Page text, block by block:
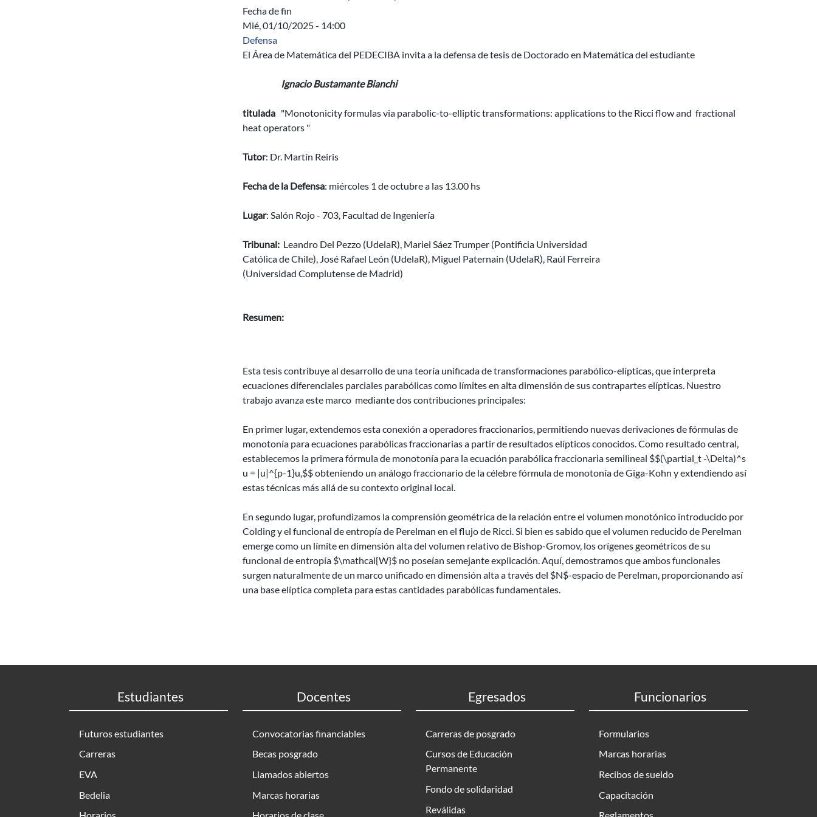
Fecha de fin
Mié, 01/10/2025 - 14:00
Defensa
El Área de Matemática del PEDECIBA invita a la defensa de tesis de Doctorado en Matemática del estudiante
Ignacio Bustamante Bianchi
titulada "Monotonicity formulas via parabolic-to-elliptic transformations: applications to the Ricci flow and fractional
heat operators "
Tutor: Dr. Martín Reiris
Fecha de la Defensa: miércoles 1 de octubre a las 13.00 hs
Lugar: Salón Rojo - 703, Facultad de Ingeniería
Tribunal: Leandro Del Pezzo (UdelaR), Mariel Sáez Trumper (Pontificia Universidad
Católica de Chile), José Rafael León (UdelaR), Miguel Paternain (UdelaR), Raúl Ferreira
(Universidad Complutense de Madrid)
Resumen:
Esta tesis contribuye al desarrollo de una teoría unificada de transformaciones parabólico-elípticas, que interpreta
ecuaciones diferenciales parciales parabólicas como límites en alta dimensión de sus contrapartes elípticas. Nuestro
trabajo avanza este marco mediante dos contribuciones principales:
En primer lugar, extendemos esta conexión a operadores fraccionarios, permitiendo nuevas derivaciones de fórmulas de
monotonía para ecuaciones parabólicas fraccionarias a partir de resultados elípticos conocidos. Como resultado central,
establecemos la primera fórmula de monotonía para la ecuación parabólica fraccionaria semilineal $$(\partial_t -\Delta)^s
u = |u|^{p-1}u,$$ obteniendo un análogo fraccionario de la célebre fórmula de monotonía de Giga-Kohn y extendiendo así
estas técnicas más allá de su contexto original local.
En segundo lugar, profundizamos la comprensión geométrica de la relación entre el volumen monotónico introducido por
Colding y el funcional de entropía de Perelman en el flujo de Ricci. Si bien es sabido que el volumen reducido de Perelman
emerge como un límite en dimensión alta del volumen relativo de Bishop-Gromov, los orígenes geométricos de su
funcional de entropía $\mathcal{W}$ no poseían semejante explicación. Aquí, demostramos que ambos funcionales
surgen naturalmente de un marco unificado en dimensión alta a través del $N$-espacio de Perelman, proporcionando así
una base elíptica completa para estas cantidades parabólicas fundamentales.
Estudiantes
Futuros estudiantes
Carreras
EVA
Bedelia
Docentes
Convocatorias financiables
Becas posgrado
Llamados abiertos
Marcas horarias
Egresados
Carreras de posgrado
Cursos de Educación
Permanente
Fondo de solidaridad
Reválidas
Funcionarios
Formularios
Marcas horarias
Recibos de sueldo
Capacitación